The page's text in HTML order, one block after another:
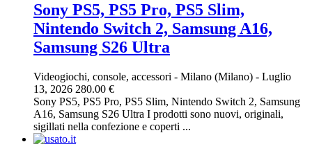
Sony PS5, PS5 Pro, PS5 Slim,
Nintendo Switch 2, Samsung A16,
Samsung S26 Ultra
Videogiochi, console, accessori - Milano (Milano) - Luglio
13, 2026 280.00 €
Sony PS5, PS5 Pro, PS5 Slim, Nintendo Switch 2, Samsung
A16, Samsung S26 Ultra I prodotti sono nuovi, originali,
sigillati nella confezione e coperti ...